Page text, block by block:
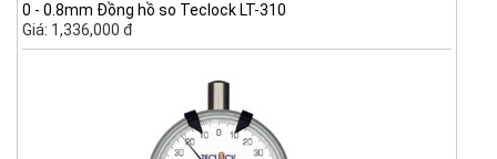
0 - 0.8mm Đồng hồ so Teclock LT-310
Giá: 1,336,000 đ